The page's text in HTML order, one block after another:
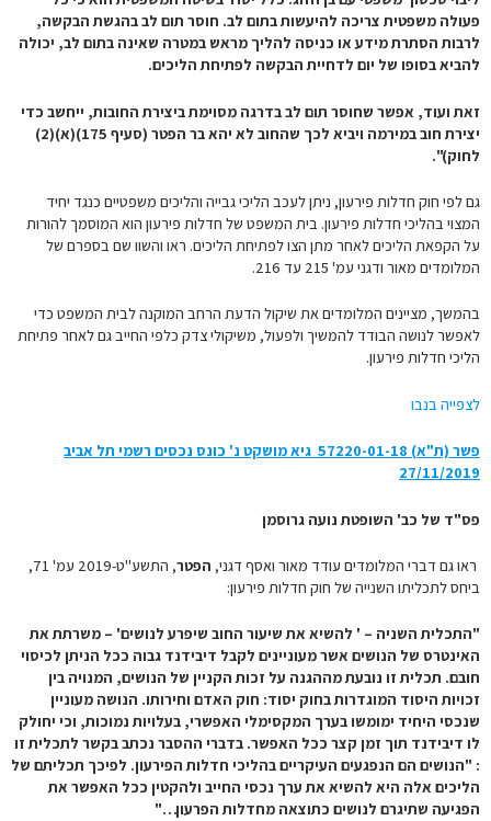
פעולה משפטית צריכה להיעשות בתום לב. חוסר תום לב בהגשת הבקשה,
לרבות הסתרת מידע או כניסה להליך מראש במטרה שאינה בתום לב, יכולה
להביא בסופו של יום לדחיית הבקשה לפתיחת הליכים.
זאת ועוד, אפשר שחוסר תום לב בדרגה מסוימת ביצירת החובות, ייחשב כדי
יצירת חוב במירמה ויביא לכך שהחוב לא יהא בר הפטר (סעיף 175)(א)(2)
לחוק)".
גם לפי חוק חדלות פירעון, ניתן לעכב הליכי גבייה והליכים משפטיים כנגד יחיד
המצוי בהליכי חדלות פירעון. בית המשפט של חדלות פירעון הוא המוסמך להורות
על הקפאת הליכים לאחר מתן הצו לפתיחת הליכים. ראו והשוו שם בספרם של
המלומדים מאור ודגני עמ' 215 עד 216.
בהמשך, מציינים המלומדים את שיקול הדעת הרחב המוקנה לבית המשפט כדי
לאפשר לנושה הבודד להמשיך ולפעול, משיקולי צדק כלפי החייב גם לאחר פתיחת
הליכי חדלות פירעון.
לצפייה בנבו
פשר (ת"א) 57220-01-18‏ ‏ גיא מושקט נ' כונס נכסים רשמי תל אביב
27/11/2019
פס"ד של כב' השופטת נועה גרוסמן
ראו גם דברי המלומדים עודד מאור ואסף דגני, הפטר
, התשע"ט-2019 עמ' 71,
ביחס לתכליתו השנייה של חוק חדלות פירעון:
"התכלית השניה – ' להשיא את שיעור החוב שיפרע לנושים' – משרתת את
האינטרס של הנושים אשר מעוניינים לקבל דיבידנד גבוה ככל הניתן לכיסוי
חובם. תכלית זו נובעת מההגנה על זכות הקניין של הנושים, המנויה בין
זכויות היסוד המוגדרות בחוק יסוד: חוק האדם וחירותו. הנושה מעוניין
שנכסי היחיד ימומשו בערך המקסימלי האפשרי, בעלויות נמוכות, וכי יחולק
לו דיבידנד תוך זמן קצר ככל האפשר. בדברי ההסבר נכתב בקשר לתכלית זו
: "הנושים הם הנפגעים העיקריים בהליכי חדלות הפירעון. לפיכך תכליתם של
הליכים אלה היא להשיא את ערך נכסי החייב ולהקטין ככל האפשר את
הפגיעה שתיגרם לנושים כתוצאה מחדלות הפרעון…"